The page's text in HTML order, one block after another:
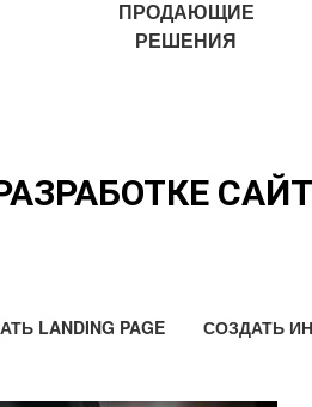
ПРОДАЮЩИЕ
РЕШЕНИЯ
LANDING PAGE СОЗДАТЬ